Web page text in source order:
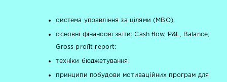
система управління за цілями (MBO);
основні фінансові звіти: Cash flow, P&L, Balance,
Gross profit report;
техніки бюджетування;
принципи побудови мотиваційних програм для